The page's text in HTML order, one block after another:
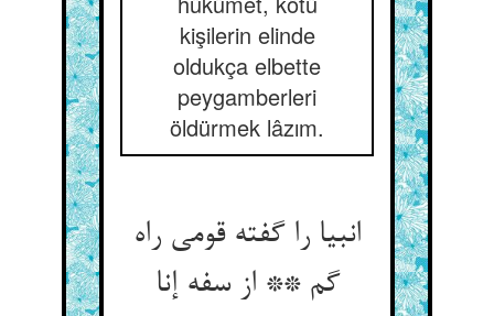
kişilerin elinde
oldukça elbette
peygamberleri
öldürmek lâzım.
انبیا را گفته قومی راه
گم ** از سفه إنا